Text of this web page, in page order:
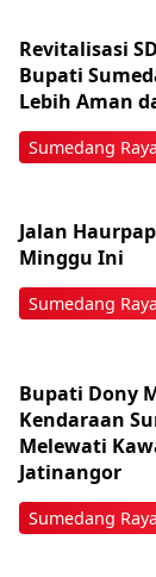
Sumedang Raya
Revitalisasi
Bupati
Lebih Aman
Sumedang Raya
Jalan
Minggu Ini
Sumedang Raya
Bupati Dony
Kendaraan
Melewati
Jatinangor